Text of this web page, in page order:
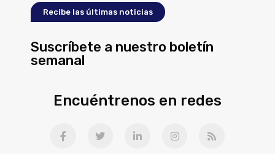
Recibe las últimas noticias
Suscríbete a nuestro boletín
semanal
Encuéntrenos en redes